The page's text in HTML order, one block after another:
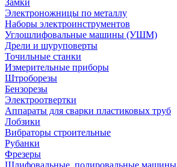
Замки
Электроножницы по металлу
Наборы электроинструментов
Углошлифовальные машины (УШМ)
Дрели и шуруповерты
Точильные станки
Измерительные приборы
Штроборезы
Бензорезы
Электроотвертки
Аппараты для сварки пластиковых труб
Лобзики
Вибраторы строительные
Рубанки
Фрезеры
Шлифовальные, полировальные машины